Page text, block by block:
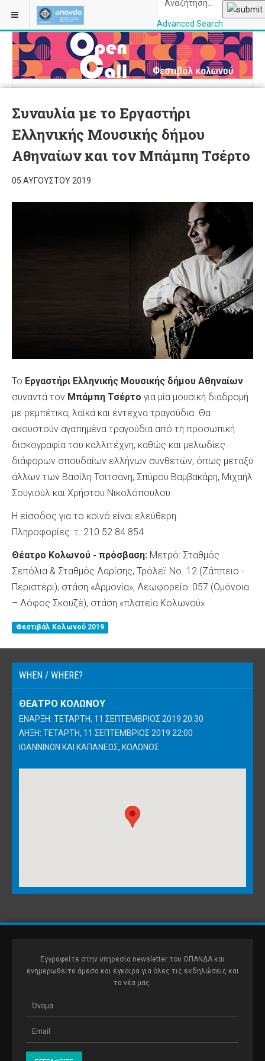
Advanced Search
Συναυλία με το Εργαστήρι
Ελληνικής Μουσικής δήμου
Αθηναίων και τον Μπάμπη Τσέρτο
05 ΑΥΓΟΎΣΤΟΥ 2019
To Εργαστήρι Ελληνικής Μουσικής δήμου Αθηναίων
συναντά τον Μπάμπη Τσέρτο για μία μουσική διαδρομή
με ρεμπέτικα, λαϊκά και έντεχνα τραγούδια. Θα
ακουστούν αγαπημένα τραγούδια από τη προσωπική
δισκογραφία του καλλιτέχνη, καθώς και μελωδίες
διάφορων σπουδαίων ελλήνων συνθετών, όπως μεταξύ
άλλων των Βασίλη Τσιτσάνη, Σπύρου Βαμβακάρη, Μιχαήλ
Σουγιούλ και Χρήστου Νικολόπουλου.
Η είσοδος για το κοινό είναι ελεύθερη.
Πληροφορίες: τ. 210 52 84 854
Θέατρο Κολωνού - πρόσβαση: Μετρό: Σταθμός
Σεπόλια & Σταθμός Λαρίσης, Τρόλεï: No. 12 (Ζάππειο -
Περιστέρι), στάση «Αρμονία», Λεωφορείο: 057 (Ομόνοια
– Λόφος Σκουζέ), στάση «πλατεία Κολωνού»
Φεστιβάλ Κολωνού 2019
WHEN / WHERE?
ΘΈΑΤΡΟ ΚΟΛΩΝΟΎ
ΈΝΑΡΞΗ: ΤΕΤΆΡΤΗ, 11 ΣΕΠΤΈΜΒΡΙΟΣ 2019 20:30
ΛΉΞΗ: ΤΕΤΆΡΤΗ, 11 ΣΕΠΤΈΜΒΡΙΟΣ 2019 22:00
ΙΩΑΝΝΊΝΩΝ ΚΑΙ ΚΑΠΑΝΈΩΣ, ΚΟΛΩΝΌΣ
Εγγραφείτε στην υπηρεσία newsletter του ΟΠΑΝΔΑ και
ενημερωθείτε άμεσα και έγκαιρα για όλες τις εκδηλώσεις και
τα νέα μας.